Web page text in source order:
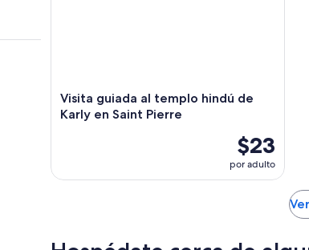
Visita guiada al templo hindú de
Karly en Saint Pierre
$23
por adulto